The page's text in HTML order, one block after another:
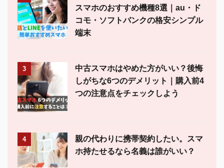
スマホのおすすめ機種8選｜au・ド
コモ・ソフトバンクの格安シンプル
端末
3
中古スマホはやめた方がいい？後悔
しがちな6つのデメリット｜購入前4
つの注意点をチェックしよう
4
親の代わりに携帯契約したい。スマ
ホ持たせるなら名義は誰がいい？